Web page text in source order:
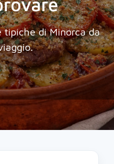
di Minorca da